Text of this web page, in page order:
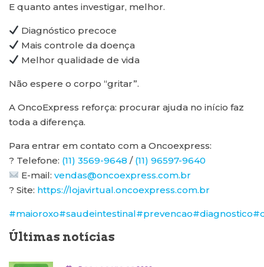
E quanto antes investigar, melhor.
Diagnóstico precoce
Mais controle da doença
Melhor qualidade de vida
Não espere o corpo “gritar”.
A OncoExpress reforça: procurar ajuda no início faz
toda a diferença.
Para entrar em contato com a Oncoexpress:
? Telefone: (11) 3569-9648 / (11) 96597-9640
E-mail:vendas@oncoexpress.com.br
? Site: https://lojavirtual.oncoexpress.com.br
#maioroxo#saudeintestinal#prevencao#diagnostico
Últimas notícias